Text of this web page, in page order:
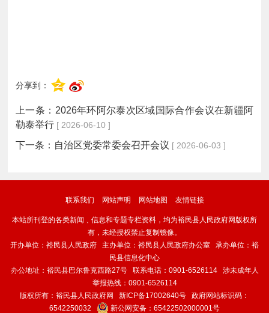
分享到：
上一条： 2026年环阿尔泰次区域国际合作会议在新疆阿
勒泰举行 [ 2026-06-10 ]
下一条： 自治区党委常委会召开会议 [ 2026-06-03 ]
联系我们 网站声明 网站地图 友情链接
本站所刊登的各类新闻﹑信息和专题专栏资料，均为裕民县人民政府网版权所
有，未经授权禁止复制镜像。
开办单位：裕民县人民政府 主办单位：裕民县人民政府办公室 承办单位：裕
民县信息化中心
办公地址：裕民县巴尔鲁克西路27号 联系电话：0901-6526114 涉未成年人
举报热线：0901-6526114
版权所有：裕民县人民政府网 新ICP备17002640号 政府网站标识码：
6542250032
新公网安备： 65422502000001号